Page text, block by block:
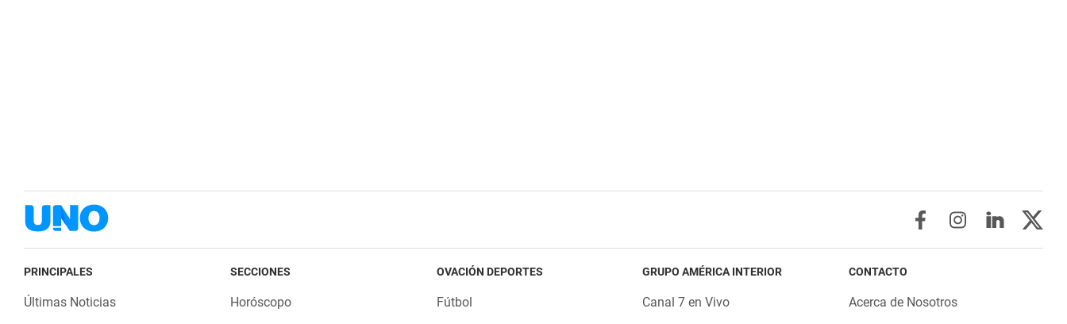
PRINCIPALES
Últimas Noticias
SECCIONES
Horóscopo
OVACIÓN DEPORTES
Fútbol
GRUPO AMÉRICA INTERIOR
Canal 7 en Vivo
CONTACTO
Acerca de Nosotros